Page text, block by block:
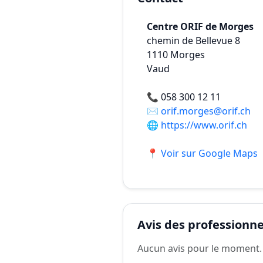
Centre ORIF de Morges
chemin de Bellevue 8
1110 Morges
Vaud
📞 058 300 12 11
✉️ orif.morges@orif.ch
🌐 https://www.orif.ch
📍 Voir sur Google Maps
Avis des
Aucun avis pour le moment.